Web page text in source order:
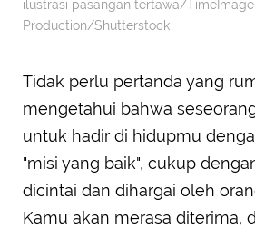
ilustrasi pasangan tertawa/TimeImage
Production/Shutterstock
Tidak perlu pertanda yang
mengetahui bahwa
untuk hadir di hidupmu
"misi yang baik", cukup
dicintai dan dihargai oleh
Kamu akan merasa diterima,